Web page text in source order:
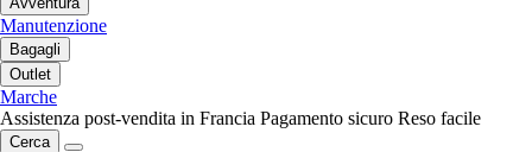
Manutenzione
Bagagli
Outlet
Marche
Assistenza post-vendita in Francia Pagamento sicuro Reso facile
Cerca